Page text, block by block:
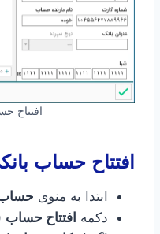
افتتاح
افتتاح حساب
ابتدا به منوی حساب
دکمه افتتاح حساب